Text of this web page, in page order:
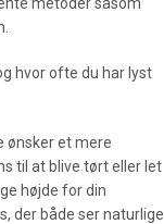
hvor ofte du har lyst
ønsker et mere
til at blive tørt eller let
højde for din
der både ser naturlige